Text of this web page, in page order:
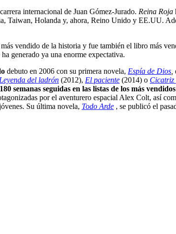
internacional de Juan Gómez-Jurado. Reina Roja
Taiwan, Holanda y, ahora, Reino Unido y EE.UU.
vendido de la historia y fue también el libro más
generado ya una enorme expectativa.
debuto en 2006 con su primera novela, Espía de Dios
del ladrón (2012), El paciente (2014) o Cicatriz
180 semanas seguidas en las listas de los más
por el aventurero espacial Alex Colt, así
Su última novela, Todo Arde , se publicó el